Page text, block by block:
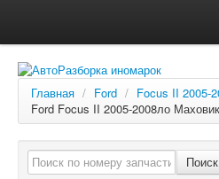
Автосервис
О компании
Как купить
Главная / Ford / Focus II 2005-
Ford Focus II 2005-2008ло Маховик
Поиск